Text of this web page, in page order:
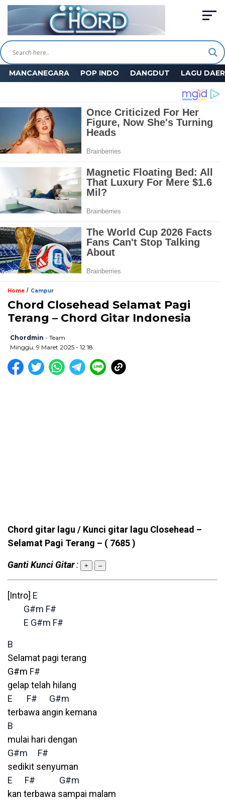
MANCANEGARA POP INDO DANGDUT LAGU
Home / Campur
Chord Closehead Selamat Pagi
Terang – Chord Gitar Indonesia
Chordmin - Team
Minggu, 9 Maret 2025 - 12:18
Chord gitar lagu / Kunci gitar lagu Closehead –
Selamat Pagi Terang – ( 7685 )
Ganti Kunci Gitar: + –
[Intro] E
G#m F#
E G#m F#
B
Selamat pagi terang
G#m F#
gelap telah hilang
E
F#
G#m
terbawa angin kemana
B
mulai hari dengan
G#m
F#
sedikit senyuman
E
F#
G#m
kan terbawa sampai malam